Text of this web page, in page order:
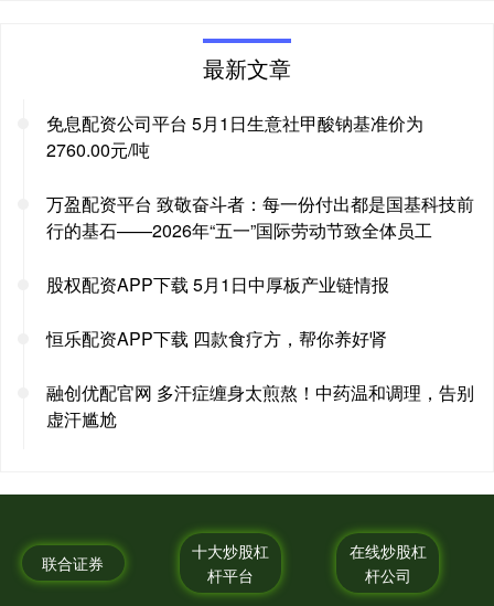
最新文章
免息配资公司平台 5月1日生意社甲酸钠基准价为
2760.00元/吨
万盈配资平台 致敬奋斗者：每一份付出都是国基科技前
行的基石——2026年“五一”国际劳动节致全体员工
股权配资APP下载 5月1日中厚板产业链情报
恒乐配资APP下载 四款食疗方，帮你养好肾
融创优配官网 多汗症缠身太煎熬！中药温和调理，告别
虚汗尴尬
联合证券
十大炒股杠
杆平台
在线炒股杠
杆公司